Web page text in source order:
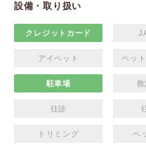
設備・取り扱い
クレジットカード
アイペット ペッ
駐車場 救
往診
トリミング ペ